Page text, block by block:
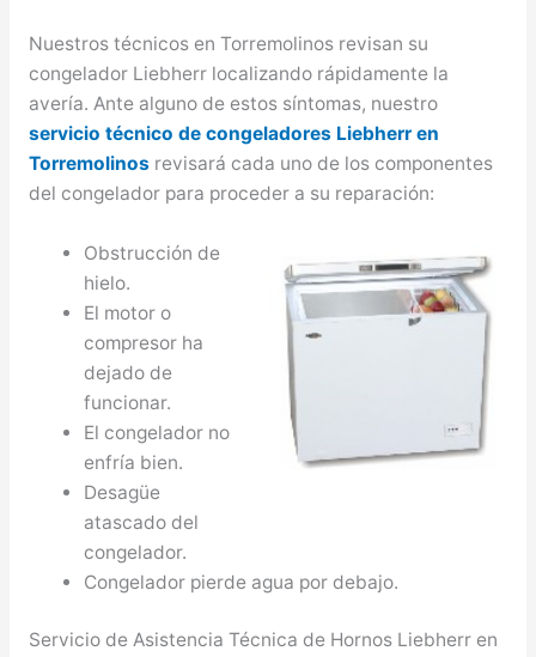
Nuestros técnicos en Torremolinos revisan su
congelador Liebherr localizando rápidamente la
avería. Ante alguno de estos síntomas, nuestro
servicio técnico de congeladores Liebherr en
Torremolinosrevisará cada uno de los componentes
del congelador para proceder a su reparación:
Obstrucción de
hielo.
El motor o
compresor ha
dejado de
funcionar.
El congelador no
enfría bien.
Desagüe
atascado del
congelador.
Congelador pierde agua por debajo.
Servicio de Asistencia Técnica de Hornos Liebherr en